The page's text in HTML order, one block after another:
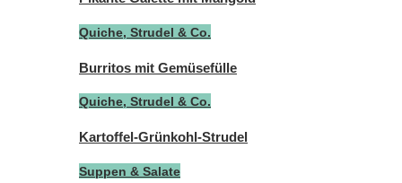
Quiche, Strudel & Co.
Burritos mit Gemüsefülle
Quiche, Strudel & Co.
Kartoffel-Grünkohl-Strudel
Suppen & Salate